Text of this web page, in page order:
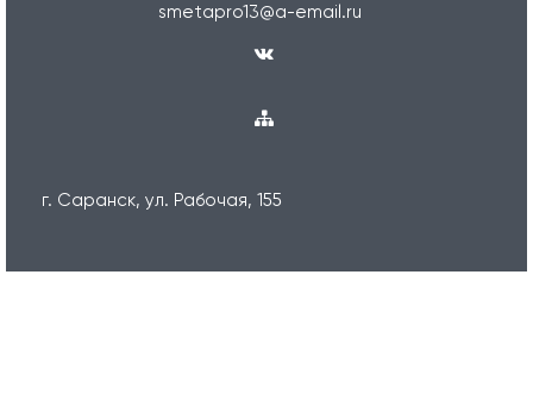
smetapro13@a-email.ru
г. Саранск, ул. Рабочая, 155